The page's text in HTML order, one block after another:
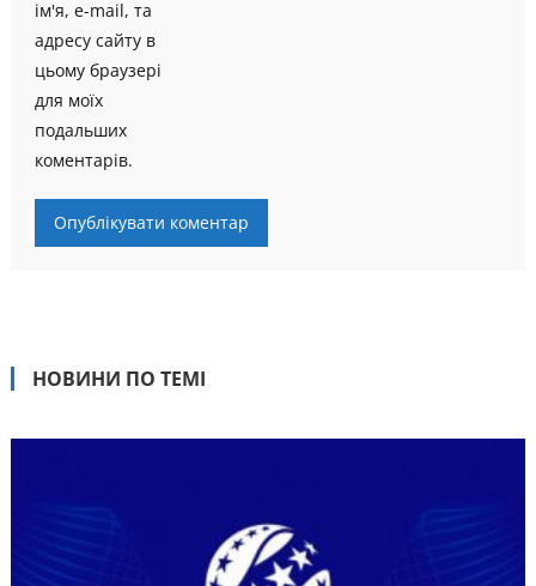
ім'я, e-mail, та
адресу сайту в
цьому браузері
для моїх
подальших
коментарів.
НОВИНИ ПО ТЕМІ